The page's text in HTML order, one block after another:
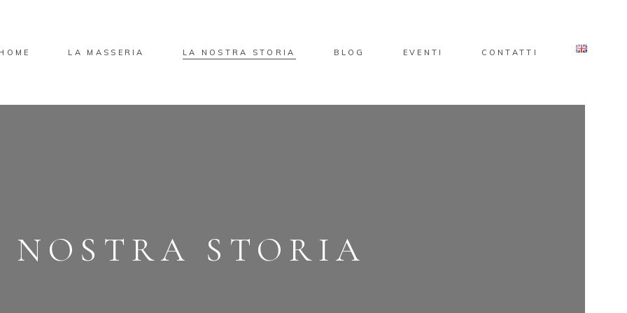
LA MASSERIA LA NOSTRA STORIA BLOG EVENTI CONTATTI
NOSTRA STORIA